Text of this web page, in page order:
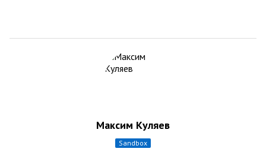
Максим Куляев
sandbox